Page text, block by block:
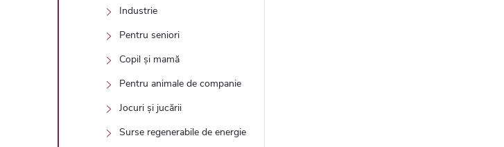
Industrie
Pentru seniori
Copil și mamă
Pentru animale de companie
Jocuri și jucării
Surse regenerabile de energie